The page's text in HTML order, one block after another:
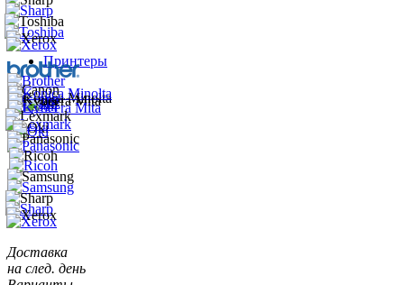
Принтеры
Доставка
на след. день